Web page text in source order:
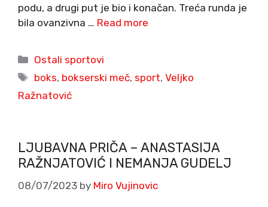
podu, a drugi put je bio i konačan. Treća runda je
bila ovanzivna … Read more
Categories
Ostali sportovi
Tags
boks, bokserski meč, sport,Veljko
Ražnatović
LJUBAVNA PRIČA – ANASTASIJA
RAŽNJATOVIĆ I NEMANJA GUDELJ
08/07/2023 by Miro Vujinovic